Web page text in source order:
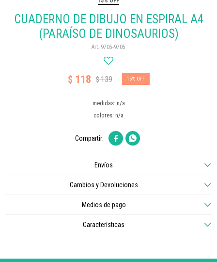
CUADERNO DE DIBUJO EN ESPIRAL A4
(PARAÍSO DE DINOSAURIOS)
9705-9705
$ 118 $139 15
medidas: n/a
colores: n/a
 
Envíos
Cambios y Devoluciones
Medios de pago
Características